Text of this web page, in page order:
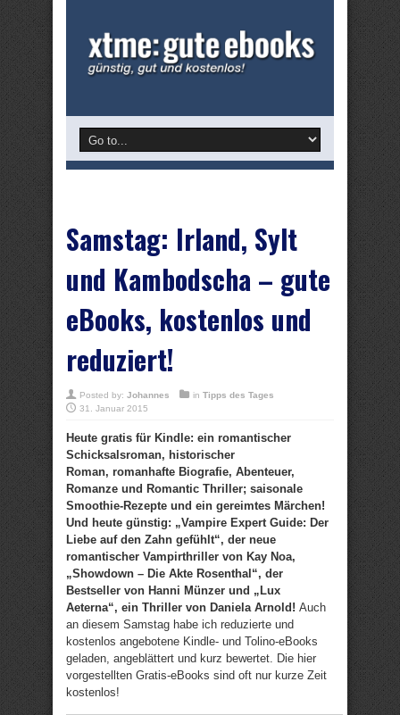
Samstag: Irland, Sylt
und Kambodscha – gute
eBooks, kostenlos und
reduziert!
Posted by: Johannes in Tipps des Tages
31. Januar 2015
Heute gratis für Kindle: ein romantischer
Schicksalsroman, historischer
Roman, romanhafte Biografie, Abenteuer,
Romanze und Romantic Thriller; saisonale
Smoothie-Rezepte und ein gereimtes Märchen!
Und heute günstig: „Vampire Expert Guide: Der
Liebe auf den Zahn gefühlt“, der neue
romantischer Vampirthriller von Kay Noa,
„Showdown – Die Akte Rosenthal“, der
Bestseller von Hanni Münzer und „Lux
Aeterna“, ein Thriller von Daniela Arnold! Auch
an diesem Samstag habe ich reduzierte und
kostenlos angebotene Kindle- und Tolino-eBooks
geladen, angeblättert und kurz bewertet. Die hier
vorgestellten Gratis-eBooks sind oft nur kurze Zeit
kostenlos!